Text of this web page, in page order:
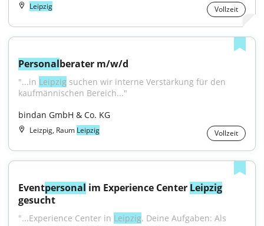
Leipzig Vollzeit
Personalberater m/w/d
"...in Leipzig suchen wir interne Verstärkung für den
kaufmännischen Bereich..."
bindan GmbH & Co. KG
Leizpig, Raum Leipzig Vollzeit
Eventpersonal im Experience Center Leipzig
gesucht
"...Experience Center in Leipzig. Deine Aufgaben: Als